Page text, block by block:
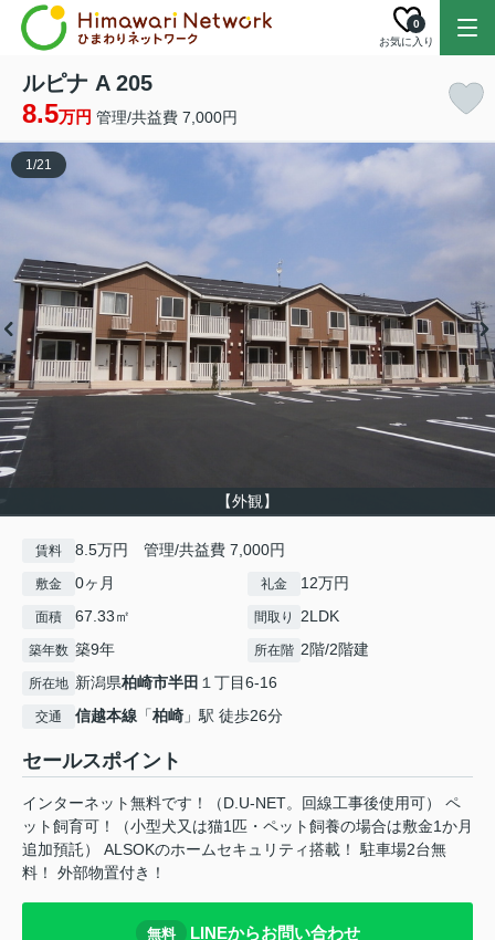
お気に入り
0
ルピナ A 205
8.5万円 管理/共益費 7,000円
【外観】
1/21
賃料 8.5万円 管理/共益費 7,000円
敷金 0ヶ月 礼金 12万円
面積 67.33㎡ 間取り 2LDK
築年数 築9年 所在階 2階/2階建
所在地 新潟県柏崎市半田 １丁目6-16
交通 信越本線 「柏崎 」駅 徒歩26分
セールスポイント
インターネット無料です！（D.U-NET。回線工事後使用可） ペ
ット飼育可！（小型犬又は猫1匹・ペット飼養の場合は敷金1か月
追加預託） ALSOKのホームセキュリティ搭載！ 駐車場2台無
料！ 外部物置付き！
無料 LINEからお問い合わせ